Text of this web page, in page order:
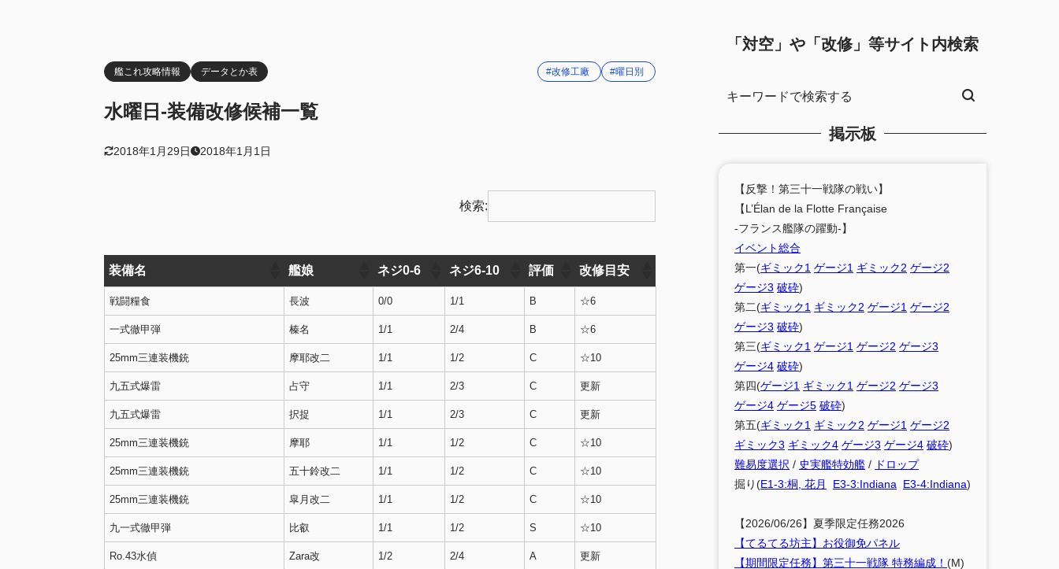
艦これ攻略情報 データとか表 #改修工廠 #曜日別
水曜日-装備改修候補一覧
2018年1月29日 2018年1月1日
検索:
装備名 艦娘 ネジ0-6 ネジ6-10 評価 改修目安
戦闘糧食 長波 0/0 1/1 B ☆6
一式徹甲弾 榛名 1/1 2/4 B ☆6
25mm三連装機銃 摩耶改二 1/1 1/2 C ☆10
九五式爆雷 占守 1/1 2/3 C 更新
九五式爆雷 択捉 1/1 2/3 C 更新
25mm三連装機銃 摩耶 1/1 1/2 C ☆10
25mm三連装機銃 五十鈴改二 1/1 1/2 C ☆10
25mm三連装機銃 皐月改二 1/1 1/2 C ☆10
九一式徹甲弾 比叡 1/1 1/2 S ☆10
Ro.43水偵 Zara改 1/2 2/4 A 更新
「対空」や「改修」等サイト内検索
掲示板
【反撃！第三十一戦隊の戦い】
【L’Élan de la Flotte Française
-フランス艦隊の躍動-】
イベント総合
第一(ギミック1 ゲージ1 ギミック2 ゲージ2
ゲージ3 破砕)
第二(ギミック1 ギミック2 ゲージ1 ゲージ2
ゲージ3 破砕)
第三(ギミック1 ゲージ1 ゲージ2 ゲージ3
ゲージ4 破砕)
第四(ゲージ1 ギミック1 ゲージ2 ゲージ3
ゲージ4 ゲージ5 破砕)
第五(ギミック1 ギミック2 ゲージ1 ゲージ2
ギミック3 ギミック4 ゲージ3 ゲージ4 破砕)
難易度選択 / 史実艦特効艦 / ドロップ
掘り(E1-3:桐, 花月 E3-3:Indiana E3-4:Indiana)
【2026/06/26】夏季限定任務2026
【てるてる坊主】お役御免パネル
【期間限定任務】第三十一戦隊 特務編成！ (M)